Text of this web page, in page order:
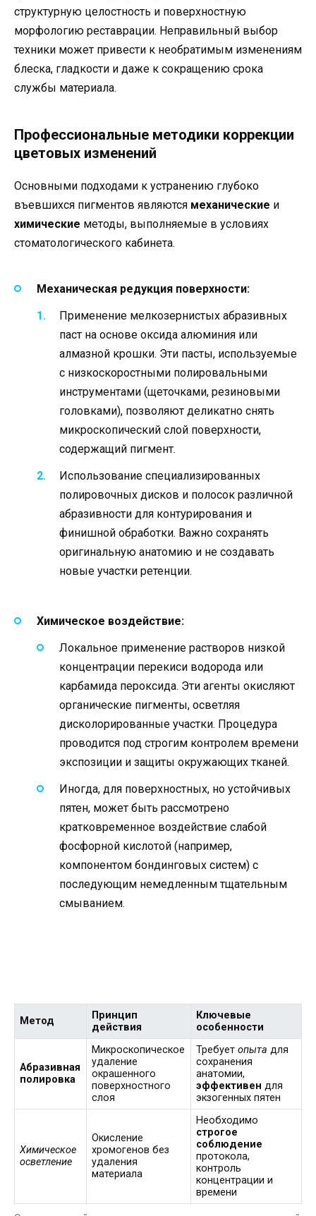
структурную целостность и поверхностную
морфологию реставрации. Неправильный выбор
техники может привести к необратимым изменениям
блеска, гладкости и даже к сокращению срока
службы материала.
Профессиональные методики коррекции
цветовых изменений
Основными подходами к устранению глубоко
въевшихся пигментов являются механические и
химические методы, выполняемые в условиях
стоматологического кабинета.
Механическая редукция поверхности:
Применение мелкозернистых абразивных
паст на основе оксида алюминия или
алмазной крошки. Эти пасты, используемые
с низкоскоростными полировальными
инструментами (щеточками, резиновыми
головками), позволяют деликатно снять
микроскопический слой поверхности,
содержащий пигмент.
Использование специализированных
полировочных дисков и полосок различной
абразивности для контурирования и
финишной обработки. Важно сохранять
оригинальную анатомию и не создавать
новые участки ретенции.
Химическое воздействие:
Локальное применение растворов низкой
концентрации перекиси водорода или
карбамида пероксида. Эти агенты окисляют
органические пигменты, осветляя
дисколорированные участки. Процедура
проводится под строгим контролем времени
экспозиции и защиты окружающих тканей.
Иногда, для поверхностных, но устойчивых
пятен, может быть рассмотрено
кратковременное воздействие слабой
фосфорной кислотой (например,
компонентом бондинговых систем) с
последующим немедленным тщательным
смыванием.
Метод
Принцип
действия
Ключевые
особенности
Абразивная
полировка
Микроскопическое
удаление
окрашенного
поверхностного
слоя
Требуетопыта для
сохранения
анатомии,
эффективен для
экзогенных пятен
Химическое
осветление
Окисление
хромогенов без
удаления
материала
Необходимо
строгое
соблюдение
протокола,
контроль
концентрации и
времени